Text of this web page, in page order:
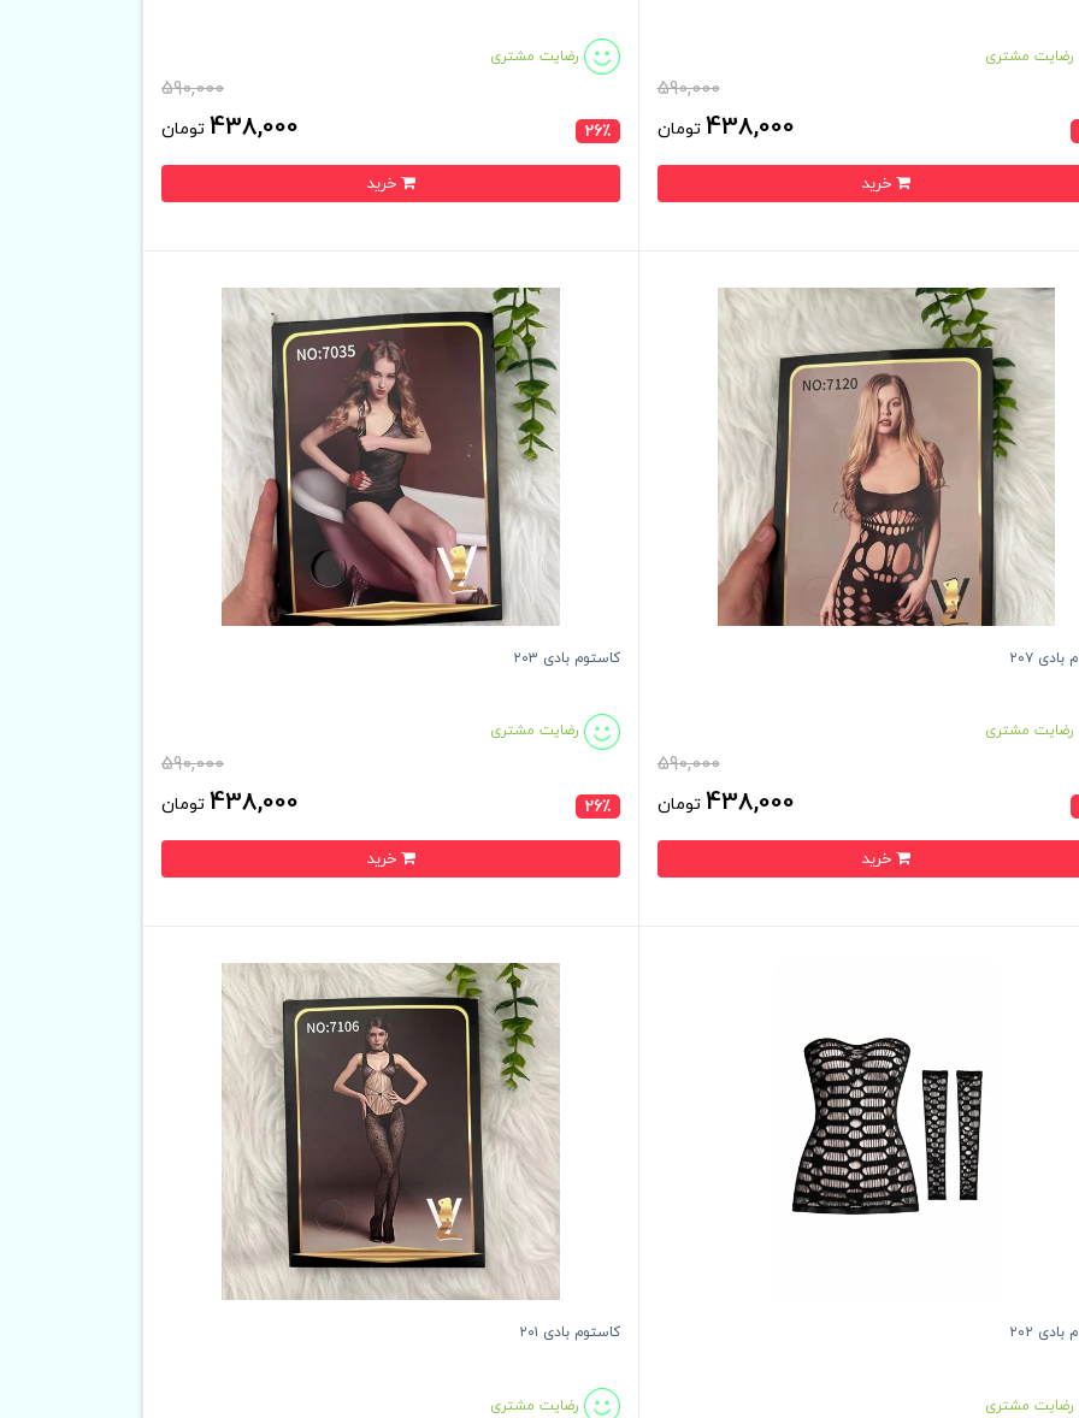
رضایت مشتری
590,000
438,000 تومان
خرید
26٪
رضایت مشتری
590,000
438,000 تومان
خرید
۲۰۷
رضایت مشتری
590,000
438,000 تومان
خرید
26٪
کاستوم بادی ۲۰۳
رضایت مشتری
590,000
438,000 تومان
خرید
۲۰۲
رضایت مشتری
کاستوم بادی ۲۰۱
رضایت مشتری